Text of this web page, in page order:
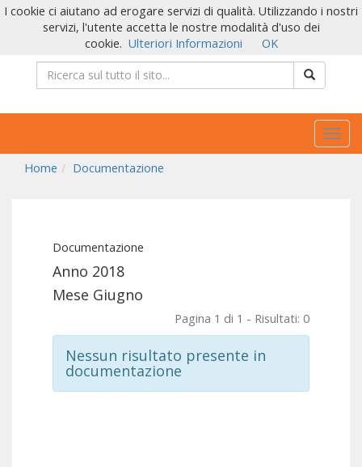
Home
Documentazione
Documentazione
Anno 2018
Mese Giugno
Pagina 1 di 1 - Risultati: 0
Nessun risultato presente in
documentazione
I cookie ci aiutano ad erogare servizi di qualità. Utilizzando i nostri
servizi, l'utente accetta le nostre modalità d'uso dei
cookie. Ulteriori Informazioni OK